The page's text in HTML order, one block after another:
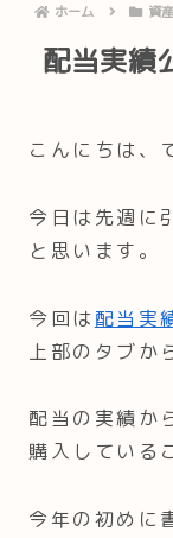
ホーム 資
配当実績
こんにちは、
今日は先週に
と思います。
今回は配当実
上部のタブか
配当の実績か
購入している
今年の初めに